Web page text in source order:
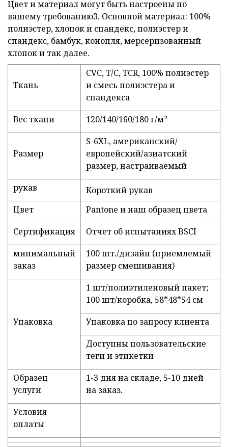
Цвет и материал могут быть настроены по
вашему требованию3. Основной материал: 100%
полиэстер, хлопок и спандекс, полиэстер и
спандекс, бамбук, конопля, мерсеризованный
хлопок и так далее.
Ткань
CVC, T/C, TCR, 100% полиэстер
и смесь полиэстера и
спандекса
Вес ткани
120/140/160/180 г/м²
Размер
S-6XL, американский/
европейский/азиатский
размер, настраиваемый
рукав
Короткий рукав
Цвет
Pantone и наш образец цвета
Сертификация
Отчет об испытаниях BSCI
минимальный
заказ
100 шт./дизайн (приемлемый
размер смешивания)
Упаковка
1 шт/полиэтиленовый пакет;
100 шт/коробка, 58*48*54 см
Упаковка по запросу клиента
Доступны пользовательские
теги и этикетки
Образец
услуги
1-3 дня на складе, 5-10 дней
на заказ.
Условия
оплаты